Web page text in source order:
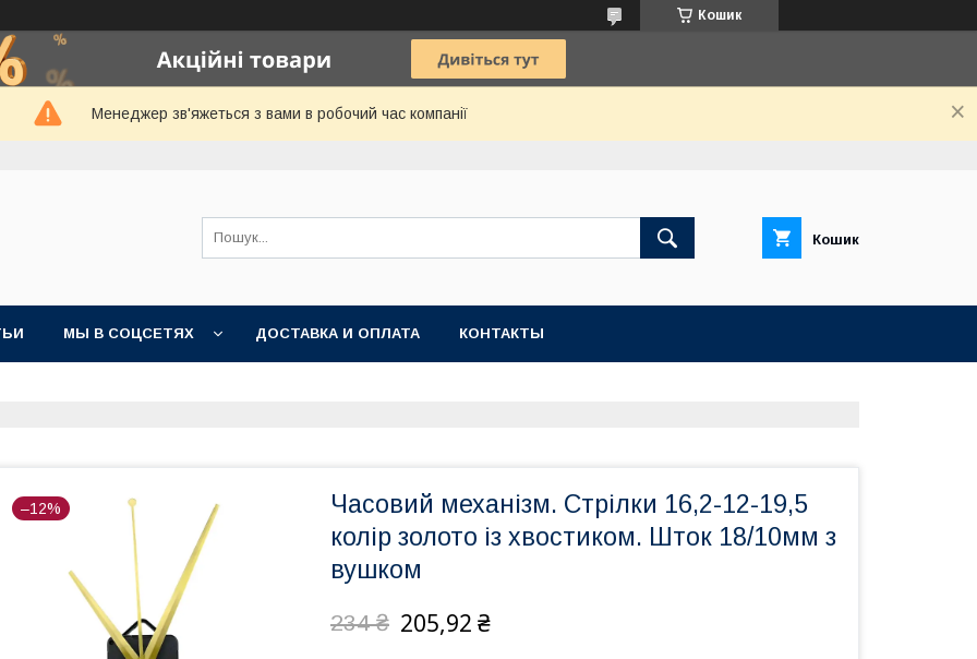
Кошик
Менеджер зв'яжеться з вами в робочий час компанії
Кошик
МЫ В СОЦСЕТЯХ ДОСТАВКА И ОПЛАТА КОНТАКТЫ
–12%
Часовий механізм. Стрілки 16,2-12-19,5
колір золото із хвостиком. Шток 18/10мм з
вушком
234 ₴ 205,92 ₴